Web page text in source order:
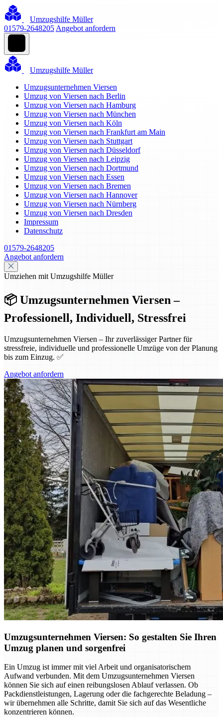
Umzugshilfe Müller
01579-2648205 Angebot anfordern
Umzugshilfe Müller
Umzugsunternehmen Viersen
Umzug von Viersen nach Berlin
Umzug von Viersen nach Hamburg
Umzug von Viersen nach München
Umzug von Viersen nach Köln
Umzug von Viersen nach Frankfurt am Main
Umzug von Viersen nach Stuttgart
Umzug von Viersen nach Düsseldorf
Umzug von Viersen nach Leipzig
Umzug von Viersen nach Dortmund
Umzug von Viersen nach Essen
Umzug von Viersen nach Bremen
Umzug von Viersen nach Hannover
Umzug von Viersen nach Nürnberg
Umzug von Viersen nach Dresden
Impressum
Datenschutz
01579-2648205
Angebot anfordern
Umziehen mit Umzugshilfe Müller
📦 Umzugsunternehmen Viersen –
Professionell, Individuell, Stressfrei
Umzugsunternehmen Viersen – Ihr zuverlässiger Partner für
stressfreie, individuelle und professionelle Umzüge von der Planung
bis zum Einzug. ✅
Angebot anfordern
Umzugsunternehmen Viersen: So gestalten Sie Ihren
Umzug planen und sorgenfrei
Ein Umzug ist immer mit viel Arbeit und organisatorischem
Aufwand verbunden. Mit dem Umzugsunternehmen Viersen
können Sie sich auf einen reibungslosen Ablauf verlassen. Ob
Packdienstleistungen, Lagerung oder die fachgerechte Beladung –
wir übernehmen alle Schritte, damit Sie sich auf das Wesentliche
konzentrieren können.